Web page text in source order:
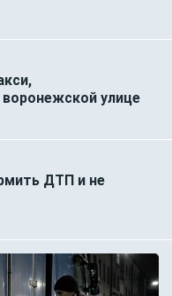
улице
ДТП и не